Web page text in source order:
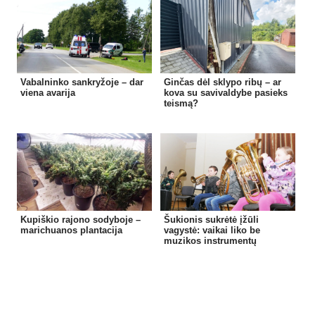
Vabalninko sankryžoje – dar
viena avarija
Ginčas dėl sklypo ribų – ar
kova su savivaldybe pasieks
teismą?
Kupiškio rajono sodyboje –
marichuanos plantacija
Šukionis sukrėtė įžūli
vagystė: vaikai liko be
muzikos instrumentų